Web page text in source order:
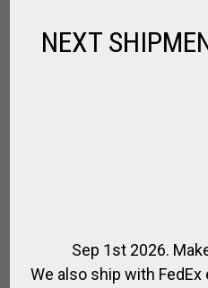
NEXT
Sep 1st 2026.
We also ship with